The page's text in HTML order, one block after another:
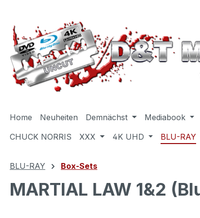
Home Neuheiten Demnächst Mediabook
CHUCK NORRIS
XXX 4K UHD BLU-RAY
BLU-RAY Box-Sets
MARTIAL LAW 1&2